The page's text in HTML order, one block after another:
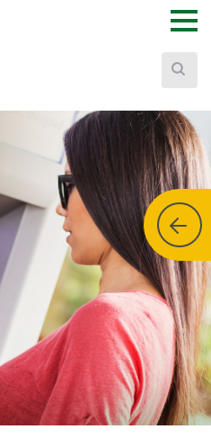
Buscar: